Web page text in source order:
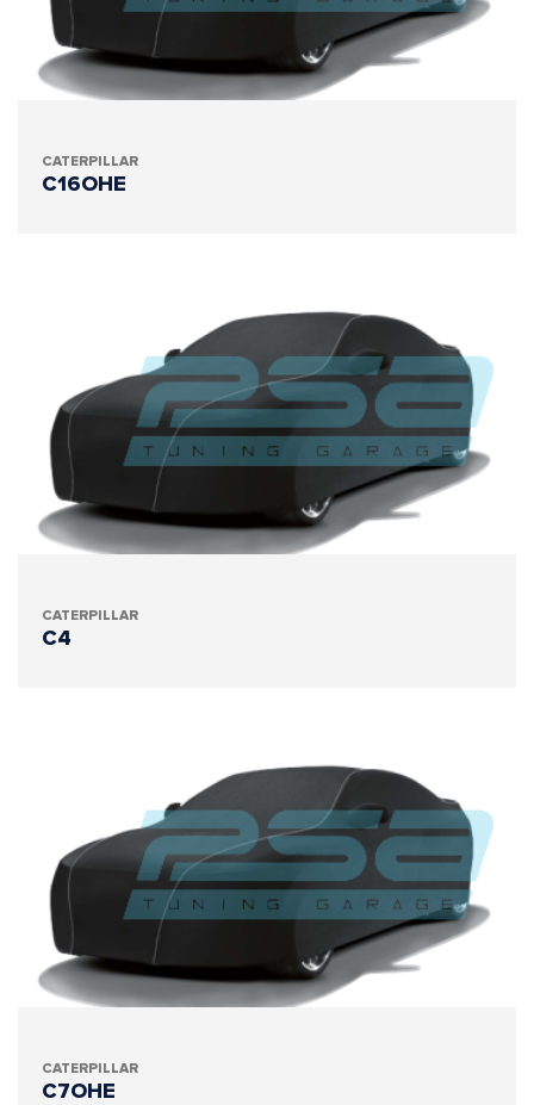
CATERPILLAR
C16OHE
CATERPILLAR
C4
CATERPILLAR
C7OHE